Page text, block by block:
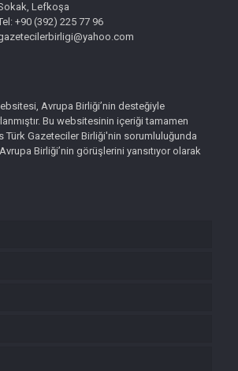
Lefkoşa
+90 (392) 225 77 96
Avrupa Birliği’nin desteğiyle
Bu websitesinin içeriği tamamen
Türk Gazeteciler Birliği'nin sorumluluğunda
Birliği’nin görüşlerini yansıtıyor olarak